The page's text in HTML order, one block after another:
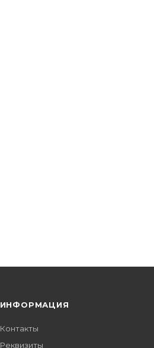
ИНФОРМАЦИЯ
Контакты
Реквизиты